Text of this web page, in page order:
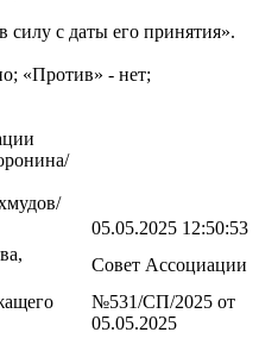
силу с даты его принятия».
«Против» - нет;
05.05.2025 12:50:53
Совет Ассоциации
№531/СП/2025 от
05.05.2025